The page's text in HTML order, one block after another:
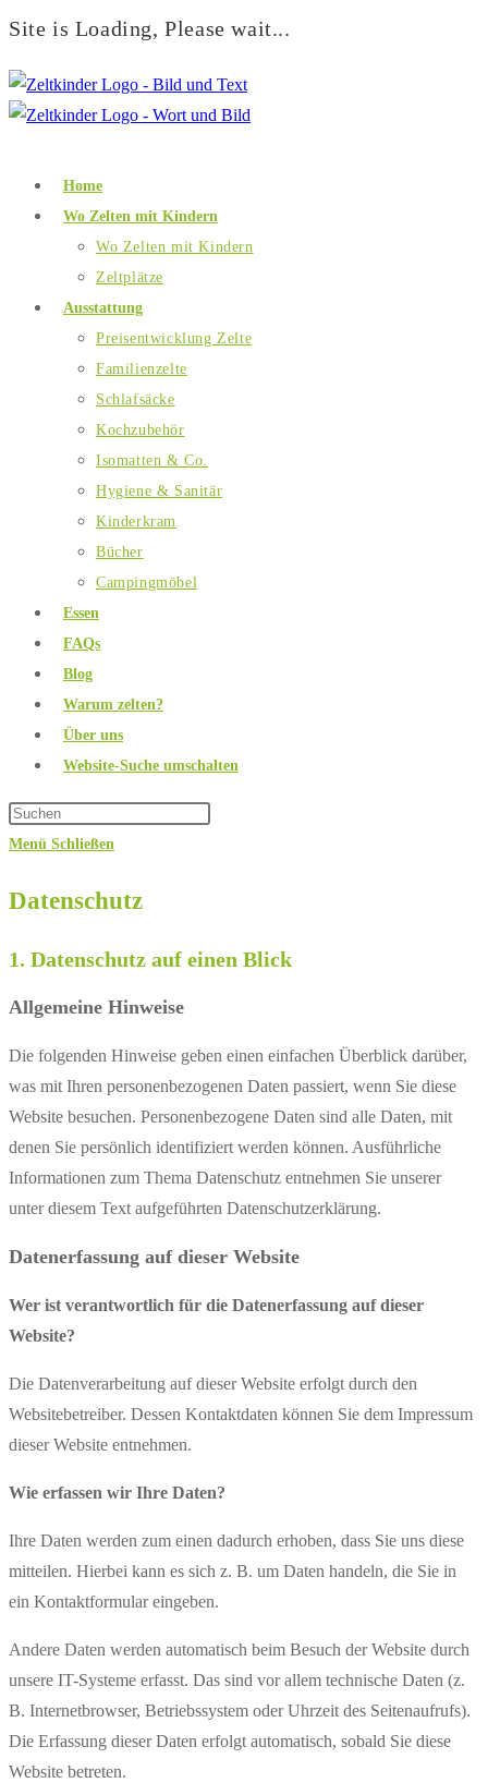
Site is Loading, Please wait...
Home
Wo Zelten mit Kindern
Wo Zelten mit Kindern
Zeltplätze
Ausstattung
Preisentwicklung Zelte
Familienzelte
Schlafsäcke
Kochzubehör
Isomatten & Co.
Hygiene & Sanitär
Kinderkram
Bücher
Campingmöbel
Essen
FAQs
Blog
Warum zelten?
Über uns
Website-Suche umschalten
Menü Schließen
Datenschutz
1. Datenschutz auf einen Blick
Allgemeine Hinweise
Die folgenden Hinweise geben einen einfachen Überblick darüber,
was mit Ihren personenbezogenen Daten passiert, wenn Sie diese
Website besuchen. Personenbezogene Daten sind alle Daten, mit
denen Sie persönlich identifiziert werden können. Ausführliche
Informationen zum Thema Datenschutz entnehmen Sie unserer
unter diesem Text aufgeführten Datenschutzerklärung.
Datenerfassung auf dieser Website
Wer ist verantwortlich für die Datenerfassung auf dieser
Website?
Die Datenverarbeitung auf dieser Website erfolgt durch den
Websitebetreiber. Dessen Kontaktdaten können Sie dem Impressum
dieser Website entnehmen.
Wie erfassen wir Ihre Daten?
Ihre Daten werden zum einen dadurch erhoben, dass Sie uns diese
mitteilen. Hierbei kann es sich z. B. um Daten handeln, die Sie in
ein Kontaktformular eingeben.
Andere Daten werden automatisch beim Besuch der Website durch
unsere IT-Systeme erfasst. Das sind vor allem technische Daten (z.
B. Internetbrowser, Betriebssystem oder Uhrzeit des Seitenaufrufs).
Die Erfassung dieser Daten erfolgt automatisch, sobald Sie diese
Website betreten.